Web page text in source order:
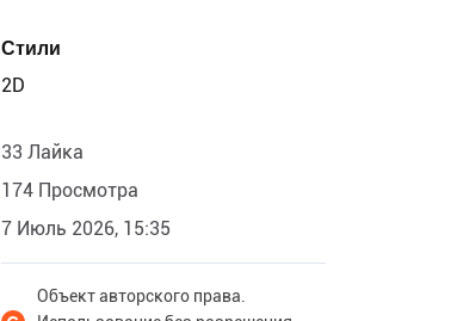
Стили
2D
33 Лайка
174 Просмотра
7 Июль 2026, 15:35
Объект авторского права.